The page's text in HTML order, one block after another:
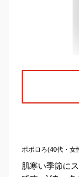
ポポロろ(40代・女
肌寒い季節に